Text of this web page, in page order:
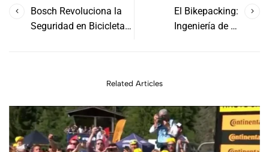
Bosch Revoluciona la
Seguridad en Bicicletas
El Bikepacking:
Ingeniería de la
Related Articles